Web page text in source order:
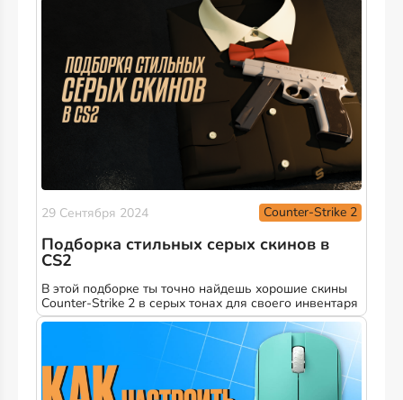
29 Сентября 2024 Counter-Strike 2
Подборка стильных серых скинов в
CS2
В этой подборке ты точно найдешь хорошие скины
Counter-Strike 2 в серых тонах для своего инвентаря